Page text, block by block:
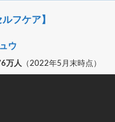
フケア】
ウ
万人 （2022年5月末時点）